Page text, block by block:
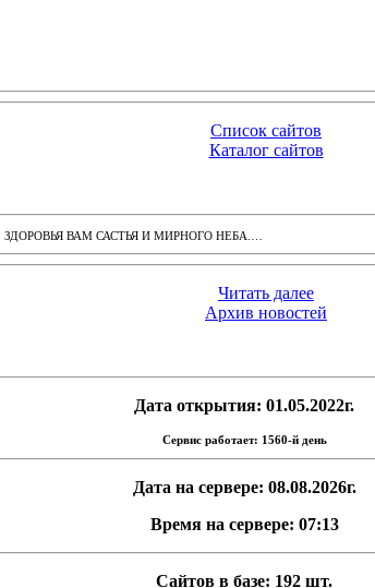
Список сайтов
Каталог сайтов
ВАМ САСТЬЯ И МИРНОГО НЕБА.…
Читать далее
Архив новостей
Дата открытия: 01.05.2022г.
Сервис работает: 1560-й день
Дата на сервере: 08.08.2026г.
Время на сервере: 07:13
Сайтов в базе: 192 шт.